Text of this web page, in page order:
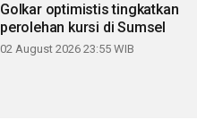
Golkar optimistis tingkatkan
perolehan kursi di Sumsel
02 August 2026 23:55 WIB